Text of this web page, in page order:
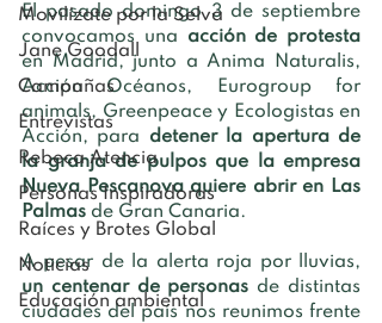
Movilízate por la Selva
Jane Goodall
Campañas
Entrevistas
Rebeca Atencia
Personas Inspiradoras
Raíces y Brotes Global
Noticias
Educación ambiental
El pasado domingo 3 de septiembre
convocamos una acción de protesta
en Madrid, junto a Anima Naturalis,
Acción Océanos, Eurogroup for
animals, Greenpeace y Ecologistas en
Acción, para detener la apertura de
la granja de pulpos que la empresa
Nueva Pescanova quiere abrir en Las
Palmas de Gran Canaria.
un centenar de personas de distintas
ciudades del país nos reunimos frente